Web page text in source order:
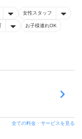
女性スタッフ
お子様連れOK
全ての料金・サービスを見る